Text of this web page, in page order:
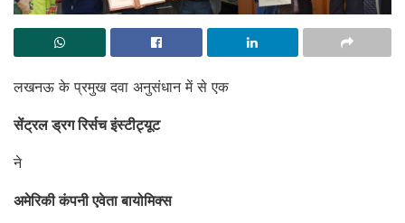
लखनऊ के प्रमुख दवा अनुसंधान में से एक
सेंट्रल ड्रग रिर्सच इंस्टीट्यूट
ने
अमेरिकी कंपनी एवेता बायोमिक्स